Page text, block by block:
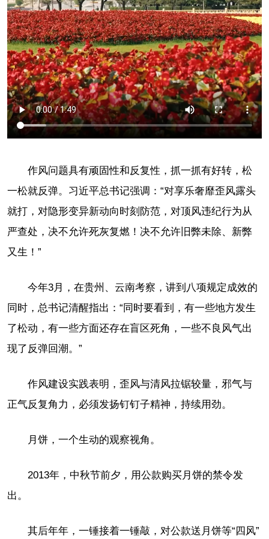
作风问题具有顽固性和反复性，抓一抓有好转，松
一松就反弹。习近平总书记强调：“对享乐奢靡歪风露头
就打，对隐形变异新动向时刻防范，对顶风违纪行为从
严查处，决不允许死灰复燃！决不允许旧弊未除、新弊
又生！”
今年3月，在贵州、云南考察，讲到八项规定成效的
同时，总书记清醒指出：“同时要看到，有一些地方发生
了松动，有一些方面还存在盲区死角，一些不良风气出
现了反弹回潮。”
作风建设实践表明，歪风与清风拉锯较量，邪气与
正气反复角力，必须发扬钉钉子精神，持续用劲。
月饼，一个生动的观察视角。
2013年，中秋节前夕，用公款购买月饼的禁令发
出。
其后年年，一锤接着一锤敲，对公款送月饼等“四风”